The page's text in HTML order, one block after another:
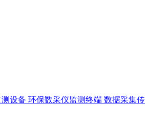
设备 环保数采仪监测终端 数据采集传